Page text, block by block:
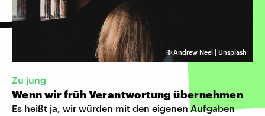
© Andrew Neel | Unsplash
Zu jung
Wenn wir früh Verantwortung übernehmen
Es heißt ja, wir würden mit den eigenen Aufgaben